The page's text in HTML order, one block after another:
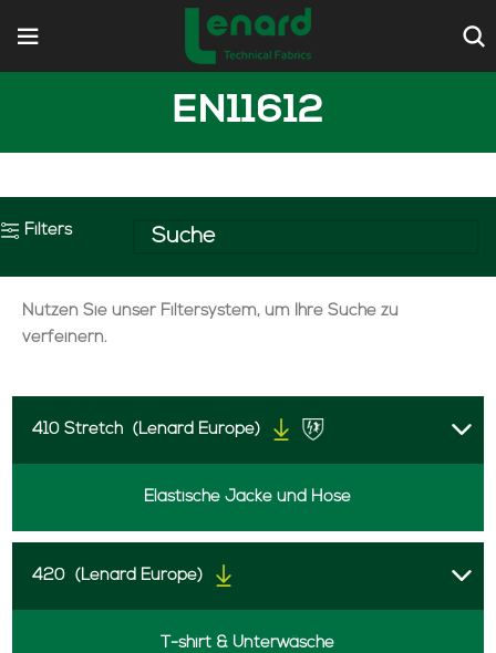
EN11612
Filters
Nutzen Sie unser Filtersystem, um Ihre Suche zu
verfeinern.
410 Stretch (Lenard Europe)
Elastische Jacke und Hose
420 (Lenard Europe)
T-shirt & Unterwäsche